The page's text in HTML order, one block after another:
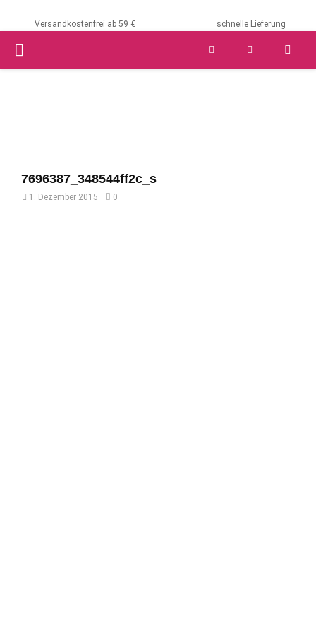
Versandkostenfrei ab 59 € schnelle Lieferung
PRIMARY
7696387_348544ff2c_s
1. Dezember 2015 0